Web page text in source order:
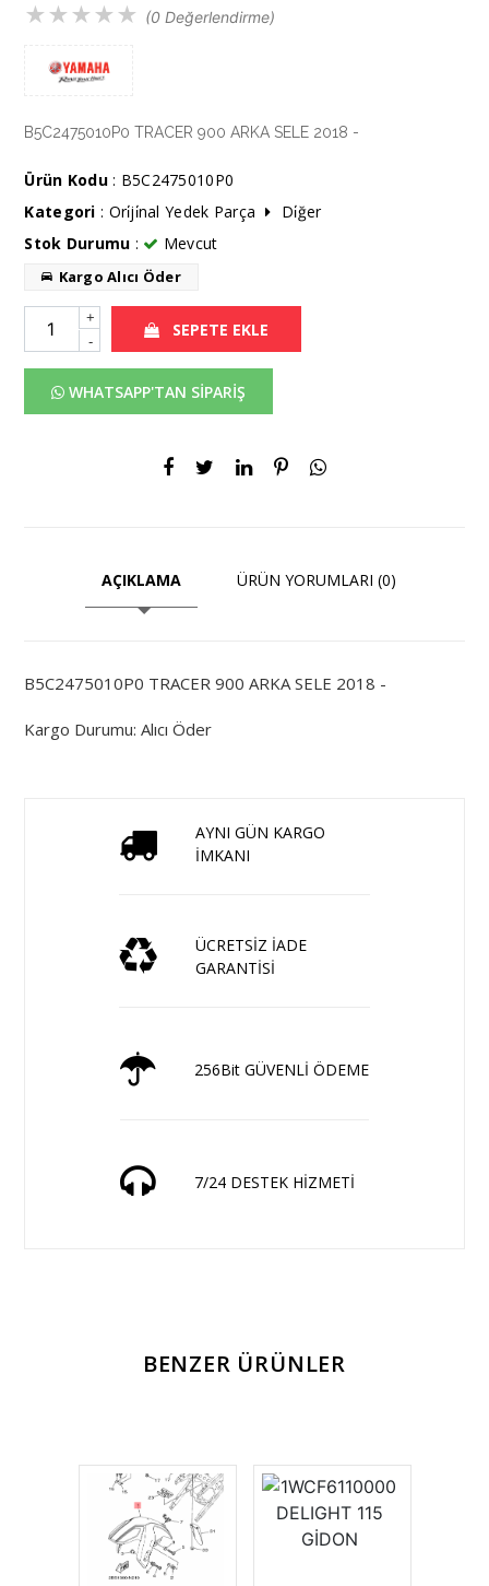
★ ★ ★ ★ ★ (0 Değerlendirme)
B5C2475010P0 TRACER 900 ARKA SELE 2018 -
Ürün Kodu: B5C2475010P0
Kategori : Ori̇ji̇nal Yedek Parça
Di̇ğer
Stok Durumu : Mevcut
Kargo Alıcı Öder
+
-
SEPETE EKLE
WHATSAPP'TAN SİPARİŞ
AÇIKLAMA ÜRÜN YORUMLARI (0)
B5C2475010P0 TRACER 900 ARKA SELE 2018 -
Kargo Durumu: Alıcı Öder
AYNI GÜN KARGO
İMKANI
ÜCRETSİZ İADE
GARANTİSİ
256Bit GÜVENLİ ÖDEME
7/24 DESTEK HİZMETİ
BENZER ÜRÜNLER